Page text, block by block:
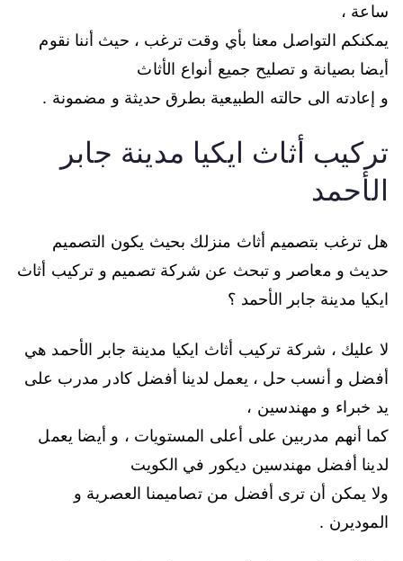
ساعة ،
يمكنكم التواصل معنا بأي وقت ترغب ، حيث أننا نقوم
أيضا بصيانة و تصليح جميع أنواع الأثاث
و إعادته الى حالته الطبيعية بطرق حديثة و مضمونة .
تركيب أثاث ايكيا مدينة جابر
الأحمد
هل ترغب بتصميم أثاث منزلك بحيث يكون التصميم
حديث و معاصر و تبحث عن شركة تصميم و تركيب أثاث
ايكيا مدينة جابر الأحمد ؟
لا عليك ، شركة تركيب أثاث ايكيا مدينة جابر الأحمد هي
أفضل و أنسب حل ، يعمل لدينا أفضل كادر مدرب على
يد خبراء و مهندسين ،
كما أنهم مدربين على أعلى المستويات ، و أيضا يعمل
لدينا أفضل مهندسين ديكور في الكويت
ولا يمكن أن ترى أفضل من تصاميمنا العصرية و
الموديرن .